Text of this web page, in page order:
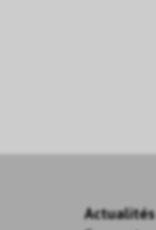
Actualités